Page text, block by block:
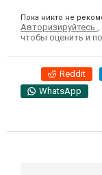
Пока никто не
Авторизируйтесь
чтобы оценить и
Reddit
WhatsApp